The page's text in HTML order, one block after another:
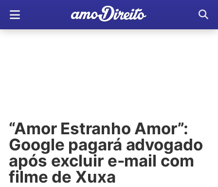
“Amor Estranho Amor”:
Google pagará advogado
após excluir e-mail com
filme de Xuxa